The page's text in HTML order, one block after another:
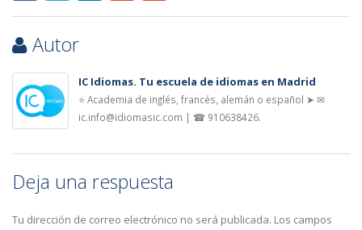
Autor
IC Idiomas. Tu escuela de idiomas en Madrid
⭐ Academia de inglés, francés, alemán o español ➤ ✉
ic.info@idiomasic.com | ☎ 910638426.
Deja una respuesta
Tu dirección de correo electrónico no será publicada. Los campos